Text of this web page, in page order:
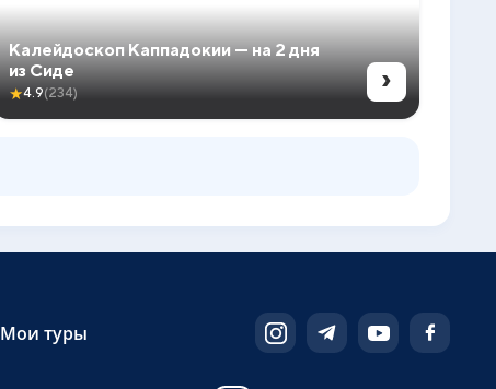
Калейдоскоп Каппадокии — на 2 дня
из Сиде
★4.9(234) ›
Мои туры